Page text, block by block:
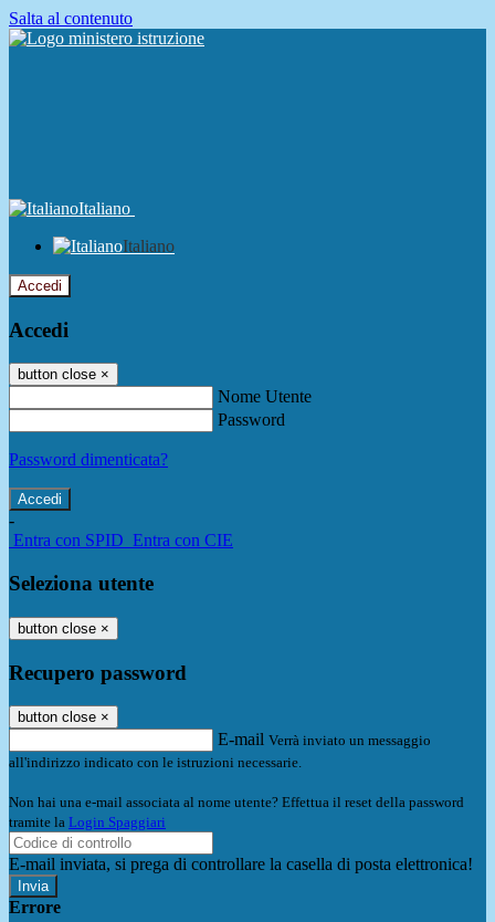
Salta al contenuto
Italiano
Italiano
Accedi
Accedi
button close ×
Nome Utente
Password
Password dimenticata?
-
Entra con SPID Entra con CIE
Seleziona utente
button close ×
Recupero password
button close ×
E-mail Verrà inviato un messaggio
all'indirizzo indicato con le istruzioni necessarie.
Non hai una e-mail associata al nome utente? Effettua il reset della password
tramite la Login Spaggiari
E-mail inviata, si prega di controllare la casella di posta elettronica!
Errore